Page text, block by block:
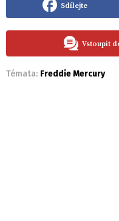
Sdílejte
Vstoupit
Témata: Freddie Mercury